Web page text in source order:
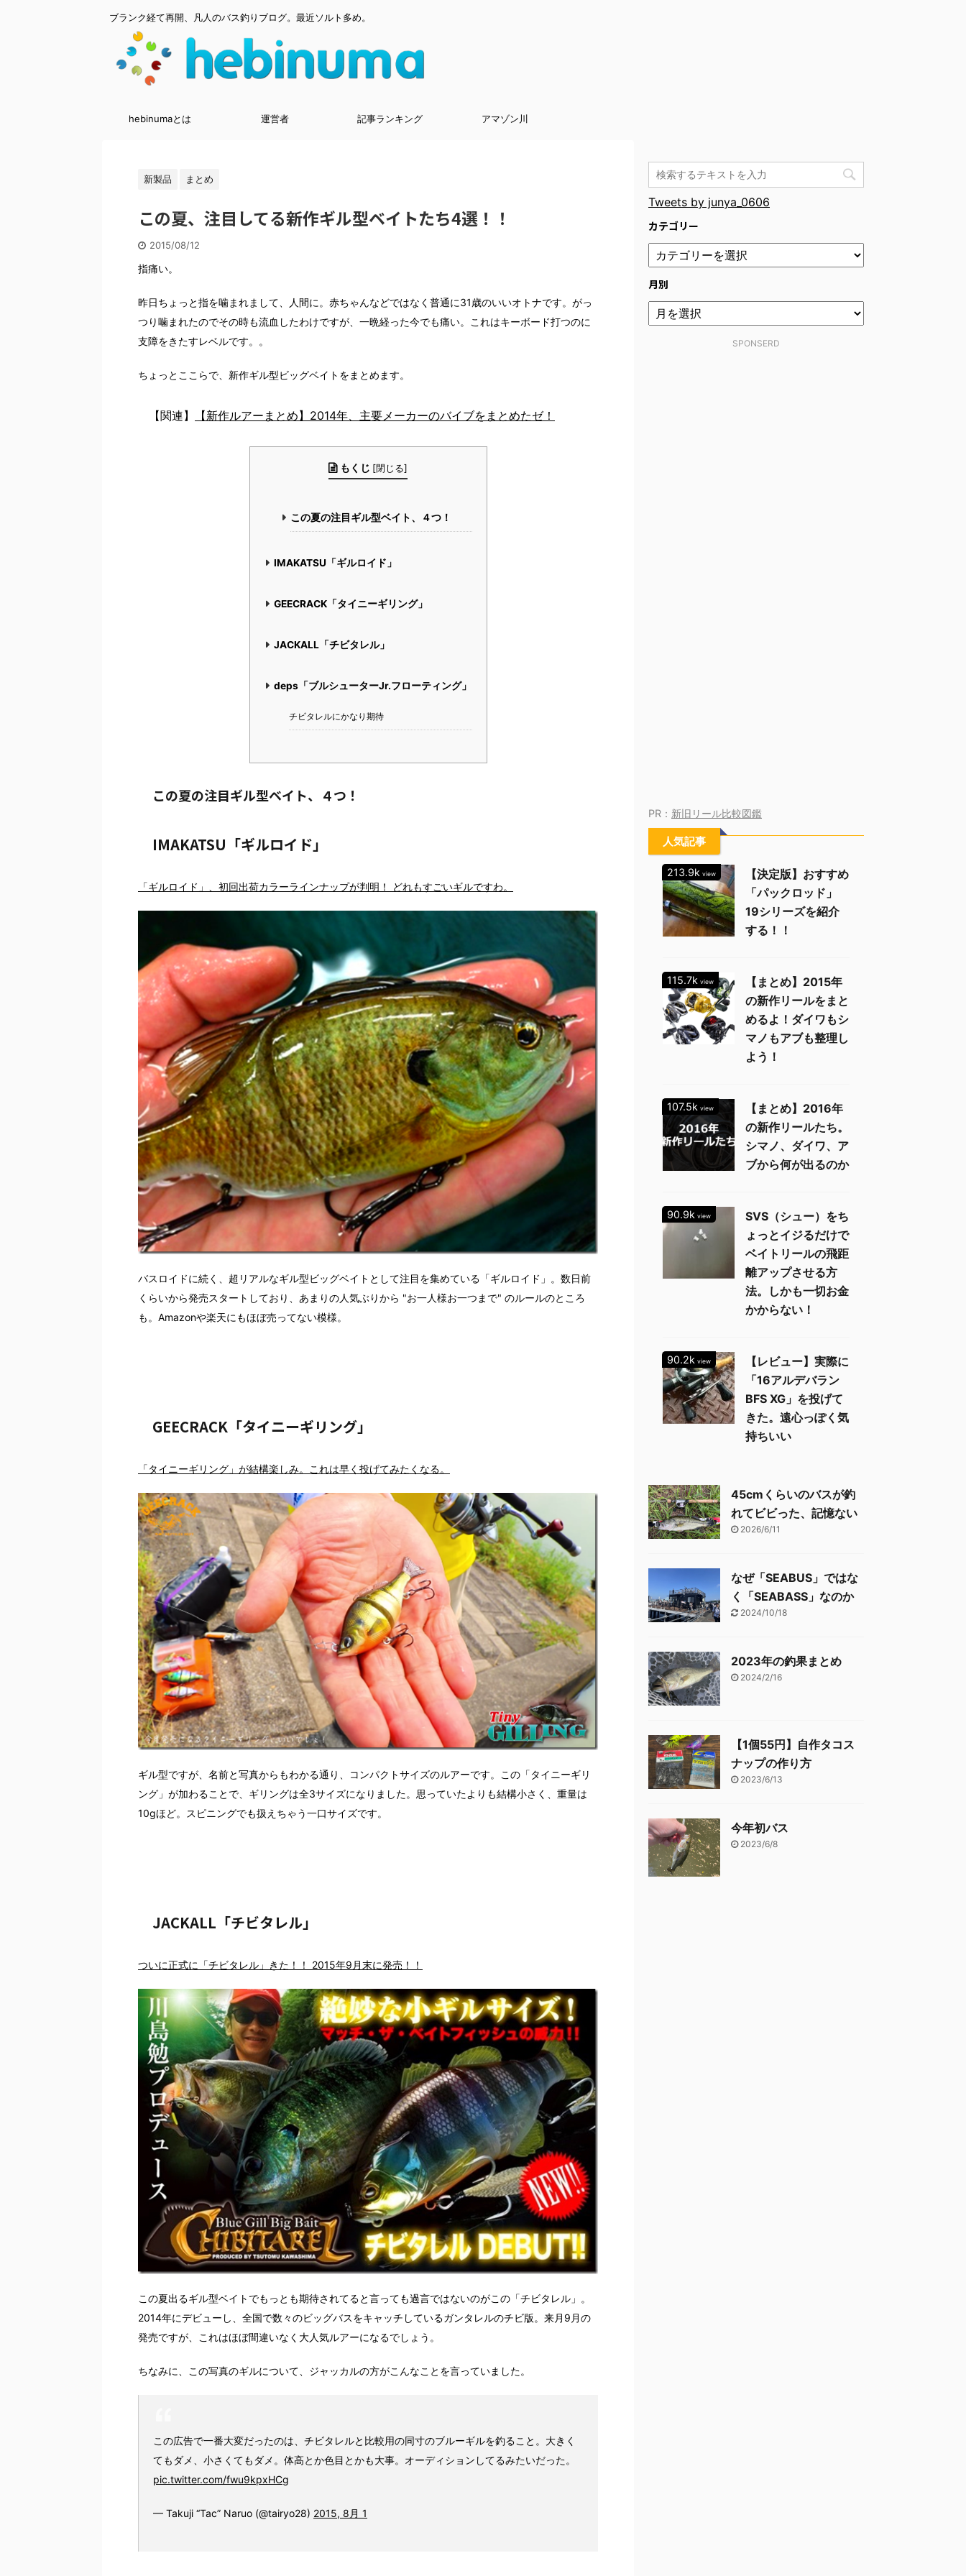
ブランク経て再開、凡人のバス釣りブログ。最近ソルト多め。
hebinumaとは 運営者 記事ランキング アマゾン川
新製品 まとめ
この夏、注目してる新作ギル型ベイトたち4選！！
2015/08/12
指痛い。
昨日ちょっと指を噛まれまして、人間に。赤ちゃんなどではなく普通に31歳のいいオトナです。がっ
つり噛まれたのでその時も流血したわけですが、一晩経った今でも痛い。これはキーボード打つのに
支障をきたすレベルです。。
ちょっとここらで、新作ギル型ビッグベイトをまとめます。
【関連】 【新作ルアーまとめ】2014年、主要メーカーのバイブをまとめたゼ！
もくじ [閉じる]
この夏の注目ギル型ベイト、４つ！
IMAKATSU「ギルロイド」
GEECRACK「タイニーギリング」
JACKALL「チビタレル」
deps「ブルシューターJr.フローティング」
チビタレルにかなり期待
この夏の注目ギル型ベイト、４つ！
IMAKATSU「ギルロイド」
「ギルロイド」、初回出荷カラーラインナップが判明！ どれもすごいギルですわ。
バスロイドに続く、超リアルなギル型ビッグベイトとして注目を集めている「ギルロイド」。数日前
くらいから発売スタートしており、あまりの人気ぶりから "お一人様お一つまで" のルールのところ
も。Amazonや楽天にもほぼ売ってない模様。
GEECRACK「タイニーギリング」
「タイニーギリング」が結構楽しみ。これは早く投げてみたくなる。
ギル型ですが、名前と写真からもわかる通り、コンパクトサイズのルアーです。この「タイニーギリ
ング」が加わることで、ギリングは全3サイズになりました。思っていたよりも結構小さく、重量は
10gほど。スピニングでも扱えちゃう一口サイズです。
JACKALL「チビタレル」
ついに正式に「チビタレル」きた！！ 2015年9月末に発売！！
この夏出るギル型ベイトでもっとも期待されてると言っても過言ではないのがこの「チビタレル」。
2014年にデビューし、全国で数々のビッグバスをキャッチしているガンタレルのチビ版。来月9月の
発売ですが、これはほぼ間違いなく大人気ルアーになるでしょう。
ちなみに、この写真のギルについて、ジャッカルの方がこんなことを言っていました。
この広告で一番大変だったのは、チビタレルと比較用の同寸のブルーギルを釣ること。大きく
てもダメ、小さくてもダメ。体高とか色目とかも大事。オーディションしてるみたいだった。
pic.twitter.com/fwu9kpxHCg
— Takuji “Tac” Naruo (@tairyo28) 2015, 8月 1
Tweets by junya_0606
カテゴリー
月別
SPONSERD
PR： 新旧リール比較図鑑
人気記事
213.9k view
【決定版】おすすめ
「パックロッド」
19シリーズを紹介
する！！
115.7k view
【まとめ】2015年
の新作リールをまと
めるよ！ダイワもシ
マノもアブも整理し
よう！
107.5k view
【まとめ】2016年
の新作リールたち。
シマノ、ダイワ、ア
ブから何が出るのか
90.9k view
SVS（シュー）をち
ょっとイジるだけで
ベイトリールの飛距
離アップさせる方
法。しかも一切お金
かからない！
90.2k view
【レビュー】実際に
「16アルデバラン
BFS XG」を投げて
きた。遠心っぽく気
持ちいい
45cmくらいのバスが釣
れてビビった、記憶ない
2026/6/11
なぜ「SEABUS」ではな
く「SEABASS」なのか
2024/10/18
2023年の釣果まとめ
2024/2/16
【1個55円】自作タコス
ナップの作り方
2023/6/13
今年初バス
2023/6/8